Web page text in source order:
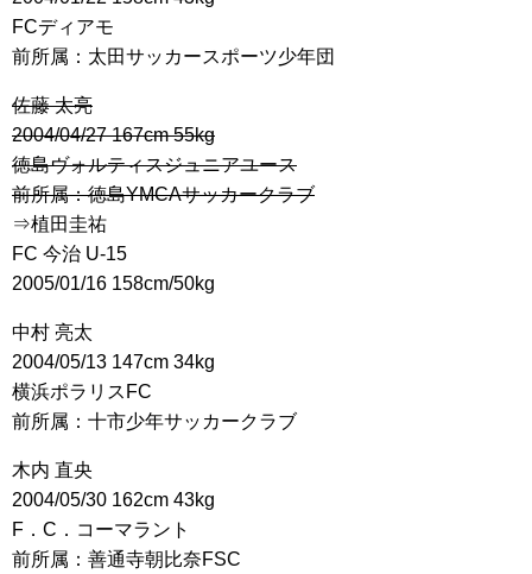
FCディアモ
前所属：太田サッカースポーツ少年団
佐藤 太亮
2004/04/27 167cm 55kg
徳島ヴォルティスジュニアユース
前所属：徳島YMCAサッカークラブ
⇒植田圭祐
FC 今治 U-15
2005/01/16 158cm/50kg
中村 亮太
2004/05/13 147cm 34kg
横浜ポラリスFC
前所属：十市少年サッカークラブ
木内 直央
2004/05/30 162cm 43kg
F．C．コーマラント
前所属：善通寺朝比奈FSC